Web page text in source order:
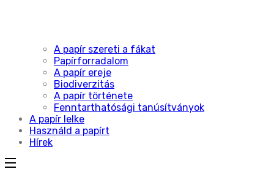
A papír szereti a fákat
Papírforradalom
A papír ereje
Biodiverzitás
A papír története
Fenntarthatósági tanúsítványok
A papír lelke
Használd a papírt
Hírek